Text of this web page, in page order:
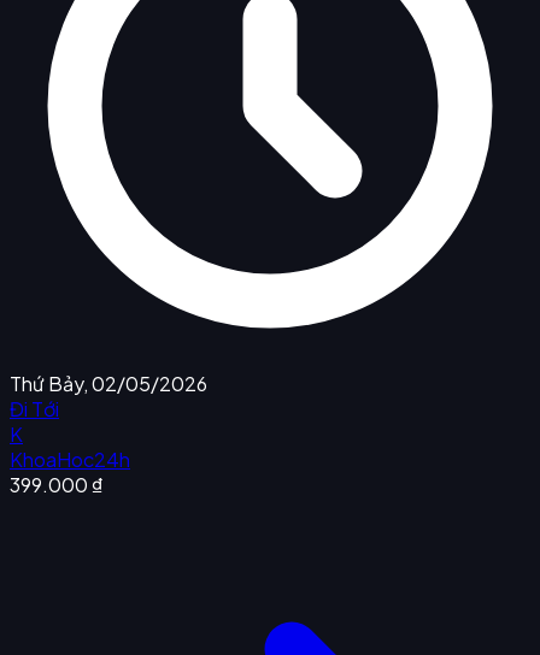
Thứ Bảy, 02/05/2026
Đi Tới
K
KhoaHoc24h
399.000 ₫